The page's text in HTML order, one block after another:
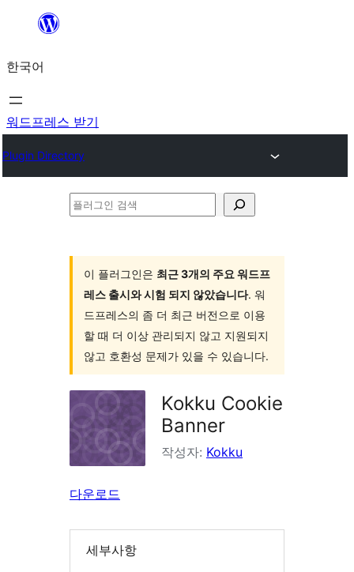
츠
로
바
가
한국어
워드프레스 받기
Plugin Directory
플
이 플러그인은 최근 3개의 주요 워드프
레스 출시와 시험 되지 않았습니다. 워
드프레스의 좀 더 최근 버전으로 이용
할 때 더 이상 관리되지 않고 지원되지
않고 호환성 문제가 있을 수 있습니다.
Kokku Cookie
Banner
작성자: Kokku
다운로드
세부사항